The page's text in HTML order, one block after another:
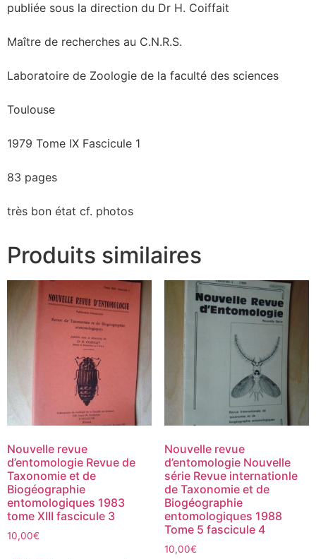
publiée sous la direction du Dr H. Coiffait
Maître de recherches au C.N.R.S.
Laboratoire de Zoologie de la faculté des sciences
Toulouse
1979 Tome IX Fascicule 1
83 pages
très bon état cf. photos
Produits similaires
Nouvelle revue
d’entomologie Revue de
Taxonomie et de
Biogéographie
entomologiques 1983
tome XIII fascicule 3
10,00€
Nouvelle revue
d’entomologie Nouvelle
série Revue internationle
de Taxonomie et de
Biogéographie
entomologiques 1988
Tome 5 fascicule 4
10,00€